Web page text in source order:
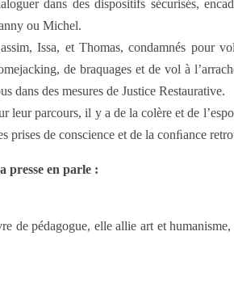
dans des dispositifs sécurisés,
ou Michel.
Issa, et Thomas, condamnés pour
de braquages et de vol à
dans des mesures de Justice Restaurative.
leur parcours, il y a de la colère et de
prises de conscience et de la conﬁance
presse en parle :
pédagogue, elle allie art et